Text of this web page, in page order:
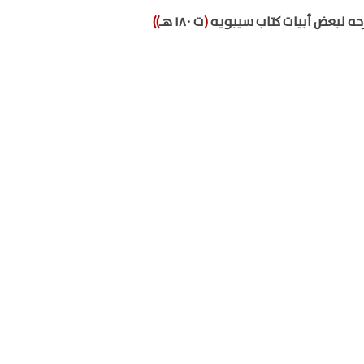
لبعض أبيات كتاب سيبويه(ت ١٨٠ هـ
))